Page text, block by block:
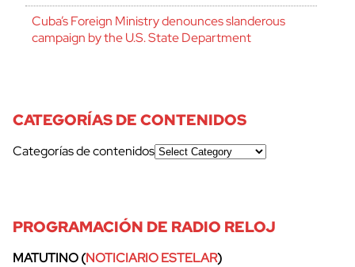
Cuba’s Foreign Ministry denounces slanderous
campaign by the U.S. State Department
CATEGORÍAS DE CONTENIDOS
Categorías de contenidos
PROGRAMACIÓN DE RADIO RELOJ
MATUTINO (NOTICIARIO ESTELAR)